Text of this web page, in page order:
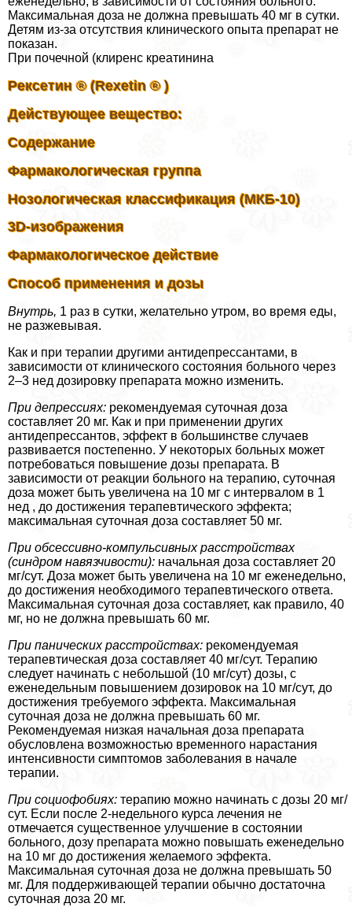
Максимальная доза не должна превышать 40 мг в сутки.
Детям из-за отсутствия клинического опыта препарат не
показан.
При почечной (клиренс креатинина
Рексетин ® (Rexetin ® )
Действующее вещество:
Содержание
Фармакологическая группа
Нозологическая классификация (МКБ-10)
3D-изображения
Фармакологическое действие
Способ применения и дозы
Внутрь, 1 раз в сутки, желательно утром, во время еды,
не разжевывая.
Как и при терапии другими антидепрессантами, в
зависимости от клинического состояния больного через
2–3 нед дозировку препарата можно изменить.
При депрессиях: рекомендуемая суточная доза
составляет 20 мг. Как и при применении других
антидепрессантов, эффект в большинстве случаев
развивается постепенно. У некоторых больных может
потребоваться повышение дозы препарата. В
зависимости от реакции больного на терапию, суточная
доза может быть увеличена на 10 мг с интервалом в 1
нед , до достижения терапевтического эффекта;
максимальная суточная доза составляет 50 мг.
При обсессивно-компульсивных расстройствах
(синдром навязчивости): начальная доза составляет 20
мг/сут. Доза может быть увеличена на 10 мг еженедельно,
до достижения необходимого терапевтического ответа.
Максимальная суточная доза составляет, как правило, 40
мг, но не должна превышать 60 мг.
При панических расстройствах: рекомендуемая
терапевтическая доза составляет 40 мг/сут. Терапию
следует начинать с небольшой (10 мг/сут) дозы, с
еженедельным повышением дозировок на 10 мг/сут, до
достижения требуемого эффекта. Максимальная
суточная доза не должна превышать 60 мг.
Рекомендуемая низкая начальная доза препарата
обусловлена возможностью временного нарастания
интенсивности симптомов заболевания в начале
терапии.
При социофобиях: терапию можно начинать с дозы 20 мг/
сут. Если после 2-недельного курса лечения не
отмечается существенное улучшение в состоянии
больного, дозу препарата можно повышать еженедельно
на 10 мг до достижения желаемого эффекта.
Максимальная суточная доза не должна превышать 50
мг. Для поддерживающей терапии обычно достаточна
суточная доза 20 мг.